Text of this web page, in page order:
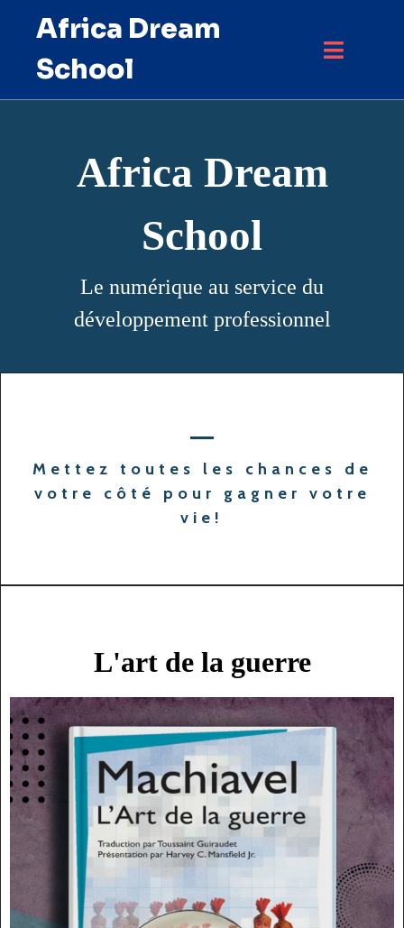
Africa Dream
School
Africa Dream
School
Le numérique au service du
développement professionnel
Mettez toutes les chances de
votre côté pour gagner votre
vie!
L'art de la guerre